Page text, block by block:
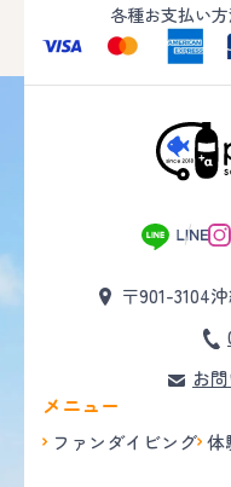
各種お支払い
〒901-3104
お
メニュー
ファンダイビング 体